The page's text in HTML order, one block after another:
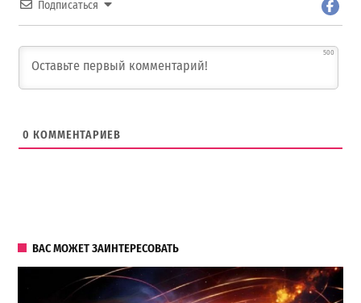
Подписаться
500
0 КОММЕНТАРИЕВ
ВАС МОЖЕТ ЗАИНТЕРЕСОВАТЬ